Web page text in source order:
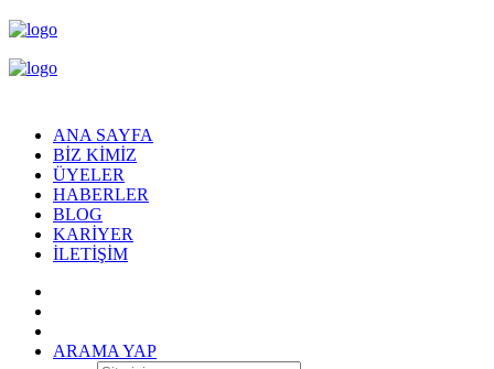
ANA SAYFA
BIZ KIMIZ
ÜYELER
HABERLER
BLOG
KARIYER
İLETIŞIM
ARAMA YAP